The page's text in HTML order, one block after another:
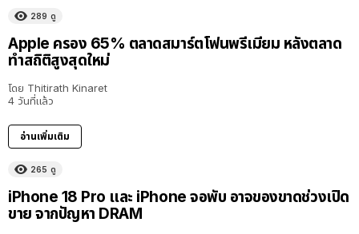
289 ดู
Apple ครอง 65% ตลาดสมาร์ตโฟนพรีเมียม หลังตลาด
ทำสถิติสูงสุดใหม่
โดย Thitirath Kinaret
4 วันที่แล้ว
อ่านเพิ่มเติม
265 ดู
iPhone 18 Pro และ iPhone จอพับ อาจของขาดช่วงเปิด
ขาย จากปัญหา DRAM